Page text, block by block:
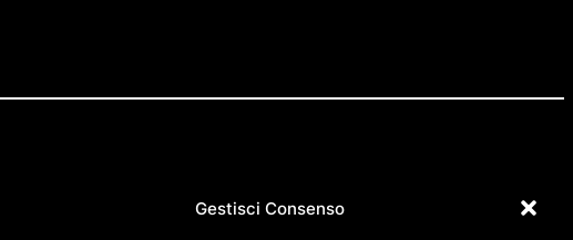
Gestisci Consenso
FB LN